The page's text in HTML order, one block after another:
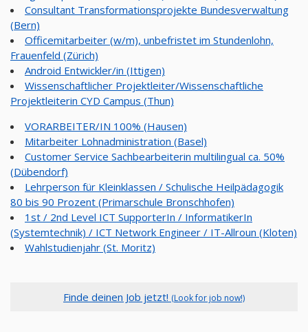
Consultant Transformationsprojekte Bundesverwaltung
(Bern)
Officemitarbeiter (w/m), unbefristet im Stundenlohn,
Frauenfeld (Zürich)
Android Entwickler/in (Ittigen)
Wissenschaftlicher Projektleiter/Wissenschaftliche
Projektleiterin CYD Campus (Thun)
VORARBEITER/IN 100% (Hausen)
Mitarbeiter Lohnadministration (Basel)
Customer Service Sachbearbeiterin multilingual ca. 50%
(Dübendorf)
Lehrperson für Kleinklassen / Schulische Heilpädagogik
80 bis 90 Prozent (Primarschule Bronschhofen)
1st / 2nd Level ICT SupporterIn / InformatikerIn
(Systemtechnik) / ICT Network Engineer / IT-Allroun (Kloten)
Wahlstudienjahr (St. Moritz)
Finde deinen Job jetzt! (Look for job now!)